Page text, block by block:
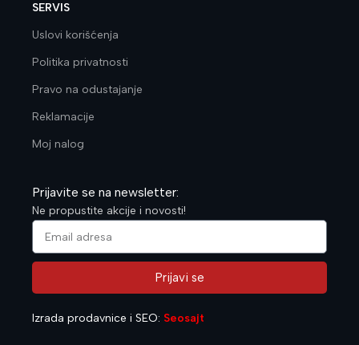
SERVIS
Uslovi korišćenja
Politika privatnosti
Pravo na odustajanje
Reklamacije
Moj nalog
Prijavite se na newsletter:
Ne propustite akcije i novosti!
Prijavi se
Izrada prodavnice i SEO: Seosajt